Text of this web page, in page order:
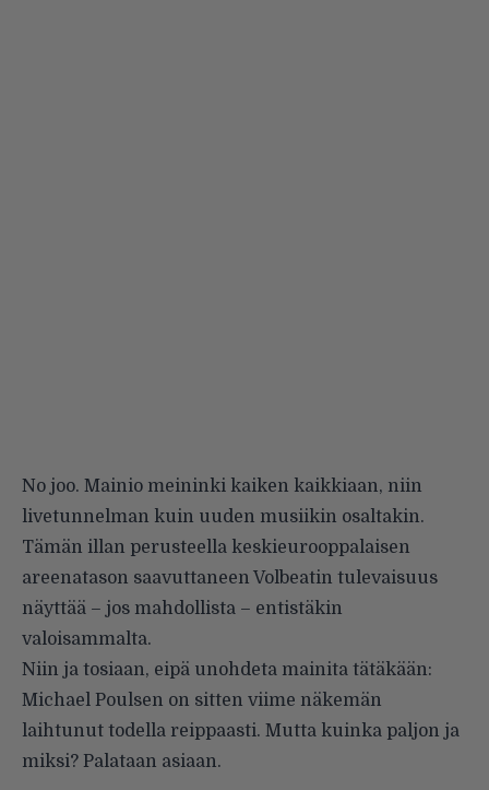
No joo. Mainio meininki kaiken kaikkiaan, niin
livetunnelman kuin uuden musiikin osaltakin.
Tämän illan perusteella keskieurooppalaisen
areenatason saavuttaneen Volbeatin tulevaisuus
näyttää – jos mahdollista – entistäkin
valoisammalta.
Niin ja tosiaan, eipä unohdeta mainita tätäkään:
Michael Poulsen on sitten viime näkemän
laihtunut todella reippaasti. Mutta kuinka paljon ja
miksi? Palataan asiaan.